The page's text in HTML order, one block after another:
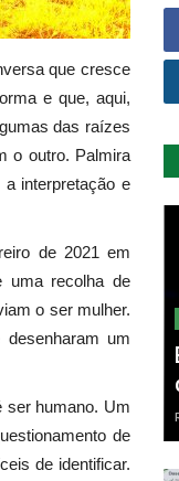
que cresce
e que, aqui,
das raízes
o outro. Palmira
interpretação e
de 2021 em
uma recolha de
o ser mulher.
um
ser humano. Um
de
de identificar.